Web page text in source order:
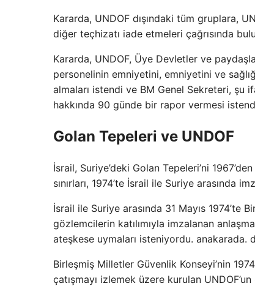
Kararda, UNDOF dışındaki tüm gruplara,
diğer teçhizatı iade etmeleri çağrısında
Kararda, UNDOF, Üye Devletler ve
personelinin emniyetini, emniyetini ve
almaları istendi ve BM Genel Sekreteri, şu
hakkında 90 günde bir rapor vermesi
Golan Tepeleri ve UNDOF
İsrail, Suriye’deki Golan Tepeleri’ni
sınırları, 1974’te İsrail ile Suriye arasında
İsrail ile Suriye arasında 31 Mayıs
gözlemcilerin katılımıyla imzalanan
ateşkese uymaları isteniyordu. anakarada.
Birleşmiş Milletler Güvenlik Konseyi’nin
çatışmayı izlemek üzere kurulan